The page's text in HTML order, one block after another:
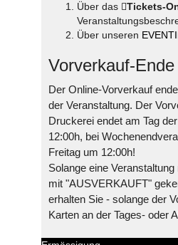
Über das Tickets-
Über unseren
Vorverkauf-Ende
Der Online-Vorverkauf
der Veranstaltung. Der
Druckerei endet am Tag
12:00h, bei
Freitag um 12:00h!
Solange eine
mit "AUSVERKAUFT"
erhalten Sie - solange der
Karten an der Tages- oder